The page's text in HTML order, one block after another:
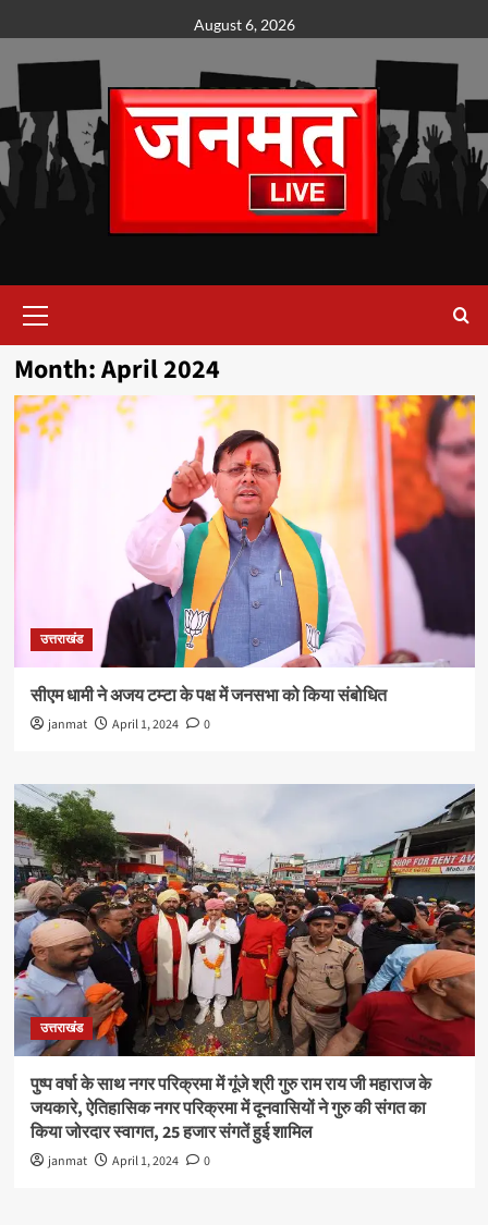
to
content
August 6, 2026
Menu
Month:April 2024
उत्तराखंड
सीएम धामी ने अजय टम्टा के पक्ष में जनसभा को किया संबोधित
janmat April 1, 2024 0
उत्तराखंड
पुष्प वर्षा के साथ नगर परिक्रमा में गूंजे श्री गुरु राम राय जी महाराज के
जयकारे, ऐतिहासिक नगर परिक्रमा में दूनवासियों ने गुरु की संगत का
किया जोरदार स्वागत, 25 हजार संगतें हुई शामिल
janmat April 1, 2024 0